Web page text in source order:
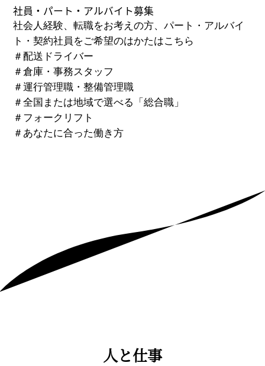
社員・パート・アルバイト募集
社会人経験、転職をお考えの方、パート・アルバイ
ト・契約社員をご希望のはかたはこちら
＃配送ドライバー
＃倉庫・事務スタッフ
＃運行管理職・整備管理職
＃全国または地域で選べる「総合職」
＃ フォークリフト
＃ あなたに合った働き方
人と仕事